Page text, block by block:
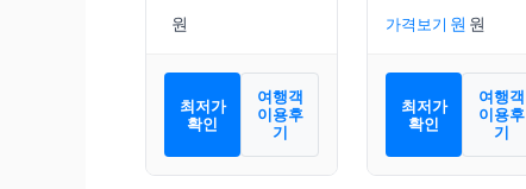
최저가
확인
여행객
이용후
기
가격보기
최저가
확인
여행객
이용후
기